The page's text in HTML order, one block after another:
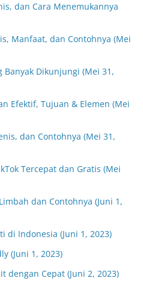
dan Cara Menemukannya
Manfaat, dan Contohnya (Mei
Banyak Dikunjungi (Mei 31,
Efektif, Tujuan & Elemen (Mei
dan Contohnya (Mei 31,
Tercepat dan Gratis (Mei
dan Contohnya (Juni 1,
di Indonesia (Juni 1, 2023)
(Juni 1, 2023)
dengan Cepat (Juni 2, 2023)